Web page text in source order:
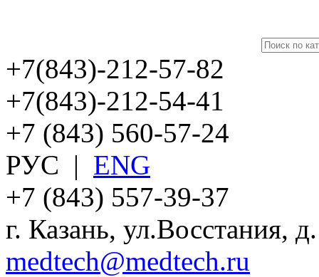
+7(843)-212-57-82
+7(843)-212-54-41
+7 (843) 560-57-24
РУС | ENG
+7 (843) 557-39-37
г. Казань, ул.Восстания,
medtech@medtech.ru